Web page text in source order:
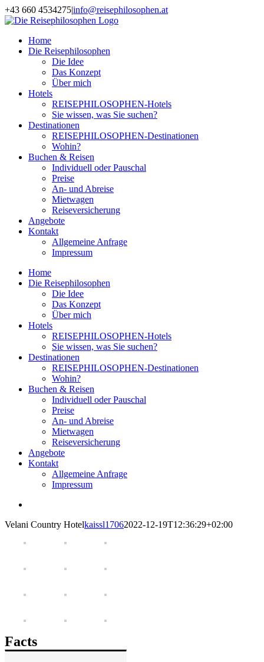
Zum
Inhalt
+43 660 4534275|info@reisephilosophen.at
Facebook
Instagram
LinkedIn
Pinterest
Home
Die Reisephilosophen
Die Idee
Das Konzept
Über mich
Hotels
REISEPHILOSOPHEN-Hotels
Sie wissen, was Sie suchen?
Destinationen
REISEPHILOSOPHEN-Destinationen
Wohin?
Buchen & Reisen
Individuell oder Pauschal
Preise
An- und Abreise
Mietwagen
Reiseversicherung
Angebote
Kontakt
Allgemeine Anfrage
Impressum
Home
Die Reisephilosophen
Die Idee
Das Konzept
Über mich
Hotels
REISEPHILOSOPHEN-Hotels
Sie wissen, was Sie suchen?
Destinationen
REISEPHILOSOPHEN-Destinationen
Wohin?
Buchen & Reisen
Individuell oder Pauschal
Preise
An- und Abreise
Mietwagen
Reiseversicherung
Angebote
Kontakt
Allgemeine Anfrage
Impressum
Image
Velani Country Hotelkaissl17062022-12-19T12:36:29+02:00
Facts